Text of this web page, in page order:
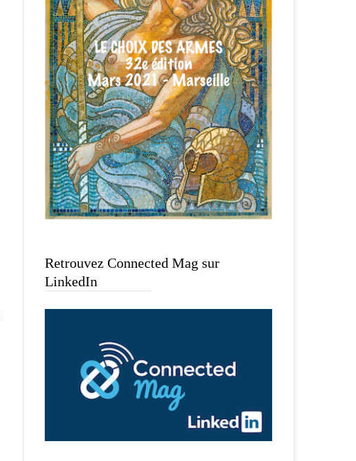
Retrouvez Connected Mag sur
LinkedIn